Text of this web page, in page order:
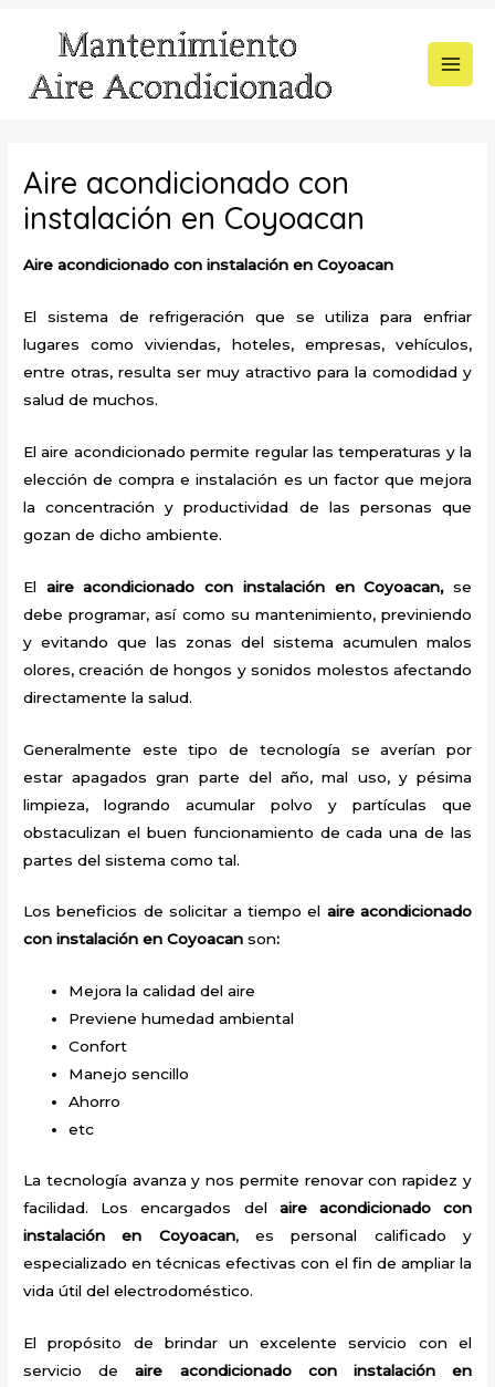
contenido
Aire acondicionado con
instalación en Coyoacan
Aire acondicionado con instalación en Coyoacan
El sistema de refrigeración que se utiliza para enfriar
lugares como viviendas, hoteles, empresas, vehículos,
entre otras, resulta ser muy atractivo para la comodidad y
salud de muchos.
El aire acondicionado permite regular las temperaturas y la
elección de compra e instalación es un factor que mejora
la concentración y productividad de las personas que
gozan de dicho ambiente.
El aire acondicionado con instalación en Coyoacan,se
debe programar, así como su mantenimiento, previniendo
y evitando que las zonas del sistema acumulen malos
olores, creación de hongos y sonidos molestos afectando
directamente la salud.
Generalmente este tipo de tecnología se averían por
estar apagados gran parte del año, mal uso, y pésima
limpieza, logrando acumular polvo y partículas que
obstaculizan el buen funcionamiento de cada una de las
partes del sistema como tal.
Los beneficios de solicitar a tiempo el aire acondicionado
con instalación en Coyoacanson:
Mejora la calidad del aire
Previene humedad ambiental
Confort
Manejo sencillo
Ahorro
etc
La tecnología avanza y nos permite renovar con rapidez y
facilidad. Los encargados del aire acondicionado con
instalación en Coyoacan, es personal calificado y
especializado en técnicas efectivas con el fin de ampliar la
vida útil del electrodoméstico.
El propósito de brindar un excelente servicio con el
servicio deaire acondicionado con instalación en